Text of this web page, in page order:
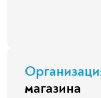
магазина